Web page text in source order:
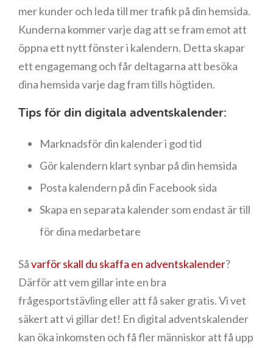
mer kunder och leda till mer trafik på din hemsida.
Kunderna kommer varje dag att se fram emot att
öppna ett nytt fönster i kalendern. Detta skapar
ett engagemang och får deltagarna att besöka
dina hemsida varje dag fram tills högtiden.
Tips för din digitala adventskalender:
Marknadsför din kalender i god tid
Gör kalendern klart synbar på din hemsida
Posta kalendern på din Facebook sida
Skapa en separata kalender som endast är till
för dina medarbetare
Såvarför skall du skaffa en adventskalender?
Därför att vem gillar inte en bra
frågesportstävling eller att få saker gratis. Vi vet
säkert att vi gillar det! En digital adventskalender
kan öka inkomsten och få fler människor att få upp